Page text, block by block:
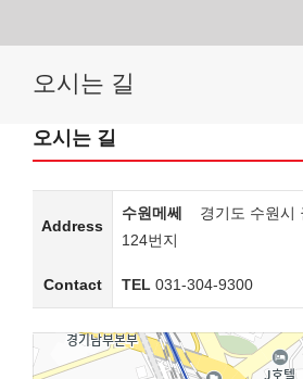
오시는 길
오시는 길
Address
수원메쎄
경기도 수원시
124번지
Contact TEL 031-304-9300